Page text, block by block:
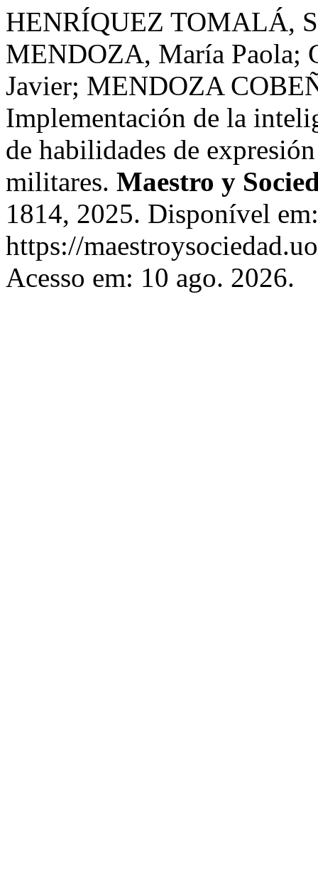
HENRÍQUEZ TOMALÁ,
MENDOZA, María Paola;
Javier; MENDOZA
Implementación de la
de habilidades de
militares. Maestro y
1814, 2025. Disponível em:
https://
Acesso em: 10 ago. 2026.